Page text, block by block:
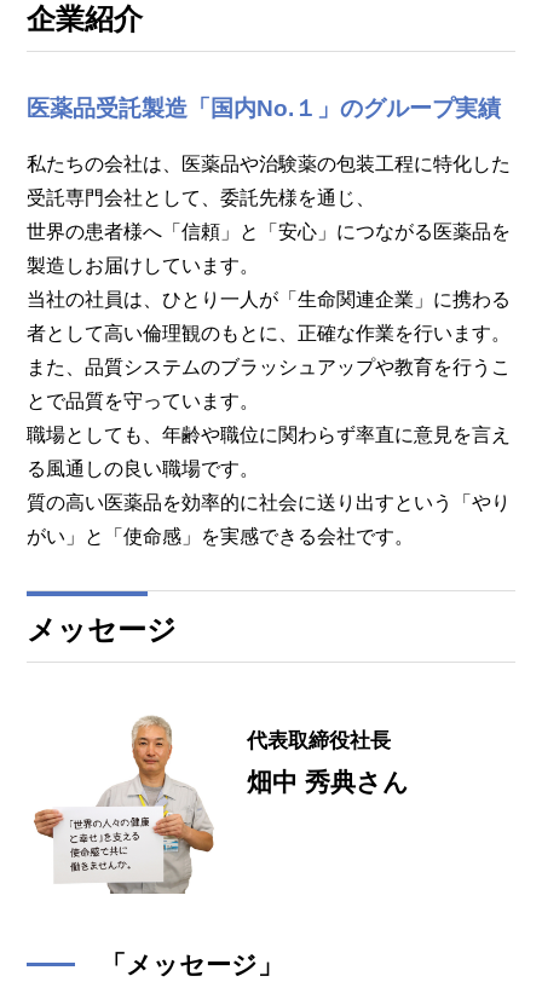
企業紹介
医薬品受託製造「国内No.１」のグループ実績
私たちの会社は、医薬品や治験薬の包装工程に特化した
受託専門会社として、委託先様を通じ、
世界の患者様へ「信頼」と「安心」につながる医薬品を
製造しお届けしています。
当社の社員は、ひとり一人が「生命関連企業」に携わる
者として高い倫理観のもとに、正確な作業を行います。
また、品質システムのブラッシュアップや教育を行うこ
とで品質を守っています。
職場としても、年齢や職位に関わらず率直に意見を言え
る風通しの良い職場です。
質の高い医薬品を効率的に社会に送り出すという「やり
がい」と「使命感」を実感できる会社です。
メッセージ
代表取締役社長
畑中 秀典さん
「メッセージ」